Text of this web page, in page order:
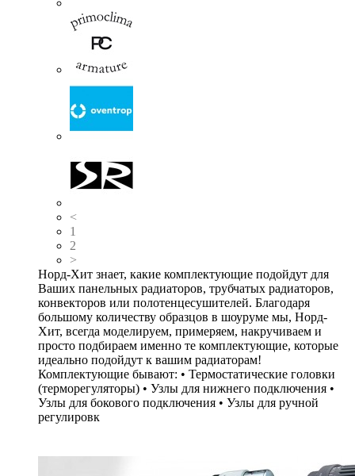
<
1
2
>
Норд-Хит знает, какие комплектующие подойдут для
Ваших панельных радиаторов, трубчатых радиаторов,
конвекторов или полотенцесушителей. Благодаря
большому количеству образцов в шоуруме мы, Норд-
Хит, всегда моделируем, примеряем, накручиваем и
просто подбираем именно те комплектующие, которые
идеально подойдут к вашим радиаторам!
Комплектующие бывают: • Термостатические головки
(терморегуляторы) • Узлы для нижнего подключения •
Узлы для бокового подключения • Узлы для ручной
регулировк